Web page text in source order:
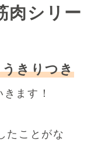
肉シリー
きりつき
ます！
たことがな